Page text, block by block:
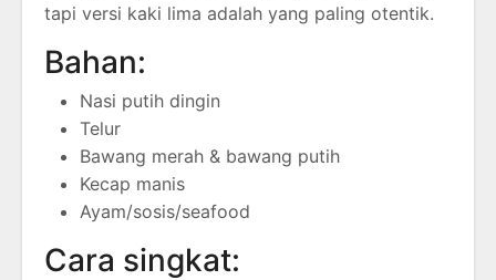
tapi versi kaki lima adalah yang paling otentik.
Bahan:
Nasi putih dingin
Telur
Bawang merah & bawang putih
Kecap manis
Ayam/sosis/seafood
Cara singkat: